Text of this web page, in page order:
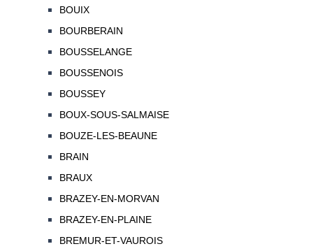
BOUIX
BOURBERAIN
BOUSSELANGE
BOUSSENOIS
BOUSSEY
BOUX-SOUS-SALMAISE
BOUZE-LES-BEAUNE
BRAIN
BRAUX
BRAZEY-EN-MORVAN
BRAZEY-EN-PLAINE
BREMUR-ET-VAUROIS